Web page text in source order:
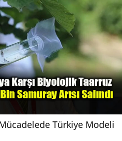
Türkiye Modeli